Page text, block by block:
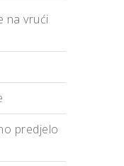
na vrući
predjelo